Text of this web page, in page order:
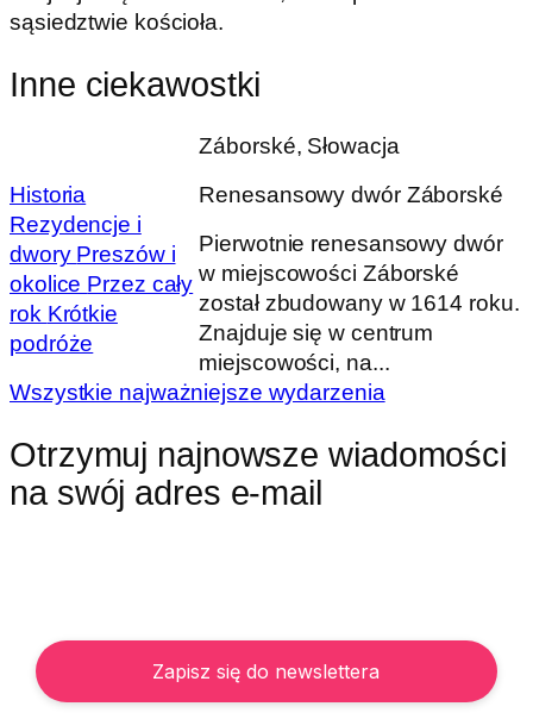
sąsiedztwie kościoła.
Inne ciekawostki
Historia
Rezydencje i
dwory Preszów i
okolice Przez cały
rok Krótkie
podróże
Záborské, Słowacja
Renesansowy dwór Záborské
Pierwotnie renesansowy dwór
w miejscowości Záborské
został zbudowany w 1614 roku.
Znajduje się w centrum
miejscowości, na...
Wszystkie najważniejsze wydarzenia
Otrzymuj najnowsze wiadomości
na swój adres e-mail